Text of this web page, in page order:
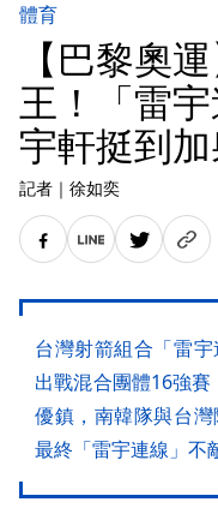
體育
【巴黎奧
王！「雷
宇軒挺到
記者 ｜ 徐如奕
台灣射箭組合「雷宇
出戰混合團體16強
優鎮，南韓隊與台
最終「雷宇連線」不